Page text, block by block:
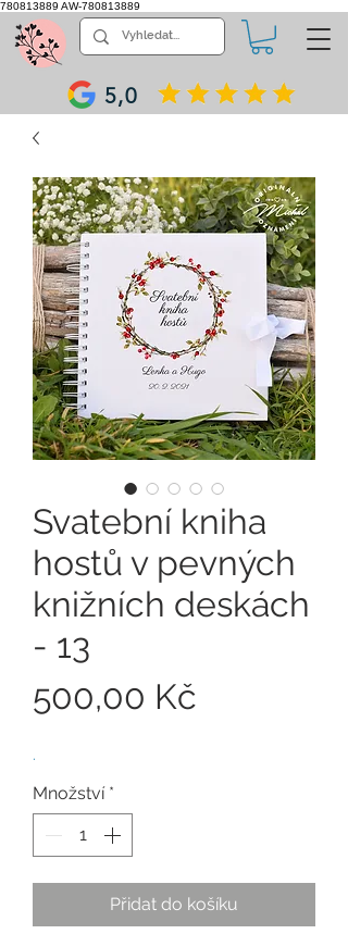
780813889 AW-780813889
5,0
Svatební kniha
hostů v pevných
knižních deskách
- 13
500,00 Kč
.
Množství *
Přidat do košíku